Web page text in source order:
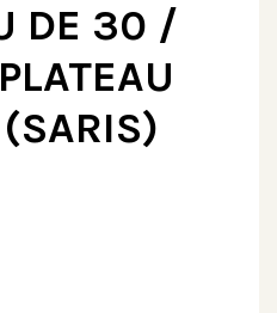
DE 30 /